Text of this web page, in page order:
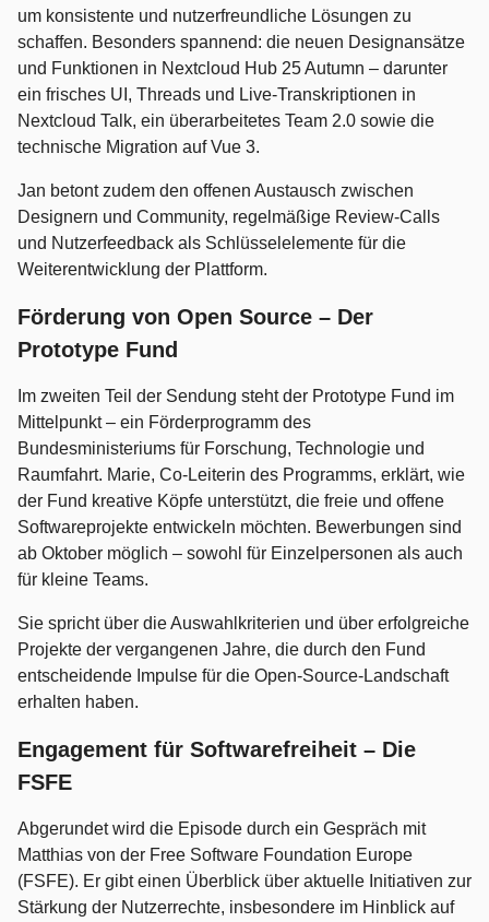
um konsistente und nutzerfreundliche Lösungen zu
schaffen. Besonders spannend: die neuen Designansätze
und Funktionen in Nextcloud Hub 25 Autumn – darunter
ein frisches UI, Threads und Live-Transkriptionen in
Nextcloud Talk, ein überarbeitetes Team 2.0 sowie die
technische Migration auf Vue 3.
Jan betont zudem den offenen Austausch zwischen
Designern und Community, regelmäßige Review-Calls
und Nutzerfeedback als Schlüsselelemente für die
Weiterentwicklung der Plattform.
Förderung von Open Source – Der
Prototype Fund
Im zweiten Teil der Sendung steht der Prototype Fund im
Mittelpunkt – ein Förderprogramm des
Bundesministeriums für Forschung, Technologie und
Raumfahrt. Marie, Co-Leiterin des Programms, erklärt, wie
der Fund kreative Köpfe unterstützt, die freie und offene
Softwareprojekte entwickeln möchten. Bewerbungen sind
ab Oktober möglich – sowohl für Einzelpersonen als auch
für kleine Teams.
Sie spricht über die Auswahlkriterien und über erfolgreiche
Projekte der vergangenen Jahre, die durch den Fund
entscheidende Impulse für die Open-Source-Landschaft
erhalten haben.
Engagement für Softwarefreiheit – Die
FSFE
Abgerundet wird die Episode durch ein Gespräch mit
Matthias von der Free Software Foundation Europe
(FSFE). Er gibt einen Überblick über aktuelle Initiativen zur
Stärkung der Nutzerrechte, insbesondere im Hinblick auf